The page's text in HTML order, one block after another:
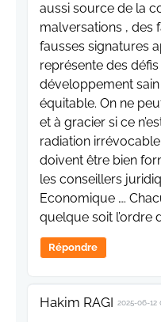
aussi source de la
malversations , des
fausses signatures
représente des
développement sain
équitable. On ne
et à gracier si ce
radiation
doivent être bien
les conseillers
Economique ….
quelque soit l’ordre
Répondre
Hakim RAGI 2025-06-12